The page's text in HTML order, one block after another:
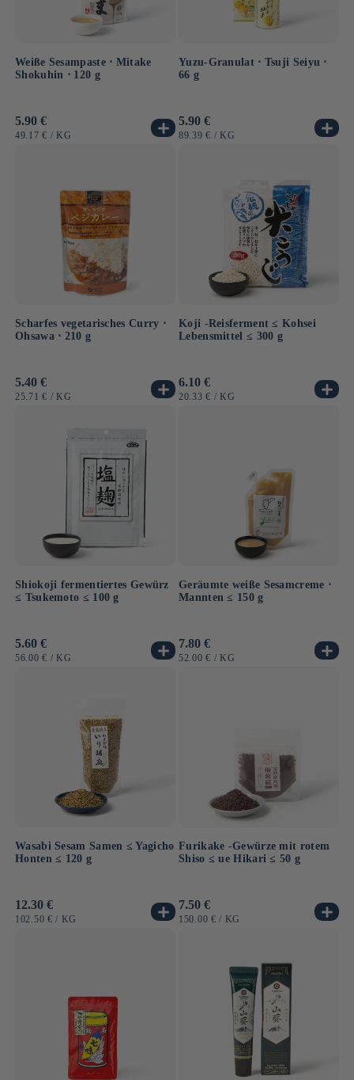
Weiße Sesampaste ⋅ Mitake
Shokuhin ⋅ 120 g
Normaler
Preis
5.90 €
GRUNDPREIS
49.17 € / PRO
KG
Yuzu-Granulat ⋅ Tsuji Seiyu ⋅
66 g
Normaler
Preis
5.90 €
GRUNDPREIS
89.39 € / PRO
KG
Scharfes vegetarisches Curry ⋅
Ohsawa ⋅ 210 g
Normaler
Preis
5.40 €
GRUNDPREIS
25.71 € / PRO
KG
Koji -Reisferment ≤ Kohsei
Lebensmittel ≤ 300 g
Normaler
Preis
6.10 €
GRUNDPREIS
20.33 € / PRO
KG
Shiokoji fermentiertes Gewürz
≤ Tsukemoto ≤ 100 g
Normaler
Preis
5.60 €
GRUNDPREIS
56.00 € / PRO
KG
Geräumte weiße Sesamcreme ⋅
Mannten ≤ 150 g
Normaler
Preis
7.80 €
GRUNDPREIS
52.00 € / PRO
KG
Wasabi Sesam Samen ≤ Yagicho
Honten ≤ 120 g
Normaler
Preis
12.30 €
GRUNDPREIS
102.50 € / PRO
KG
Furikake -Gewürze mit rotem
Shiso ≤ ue Hikari ≤ 50 g
Normaler
Preis
7.50 €
GRUNDPREIS
150.00 € / PRO
KG